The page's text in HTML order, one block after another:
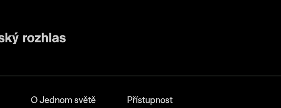
O Jednom světě Přístupnost